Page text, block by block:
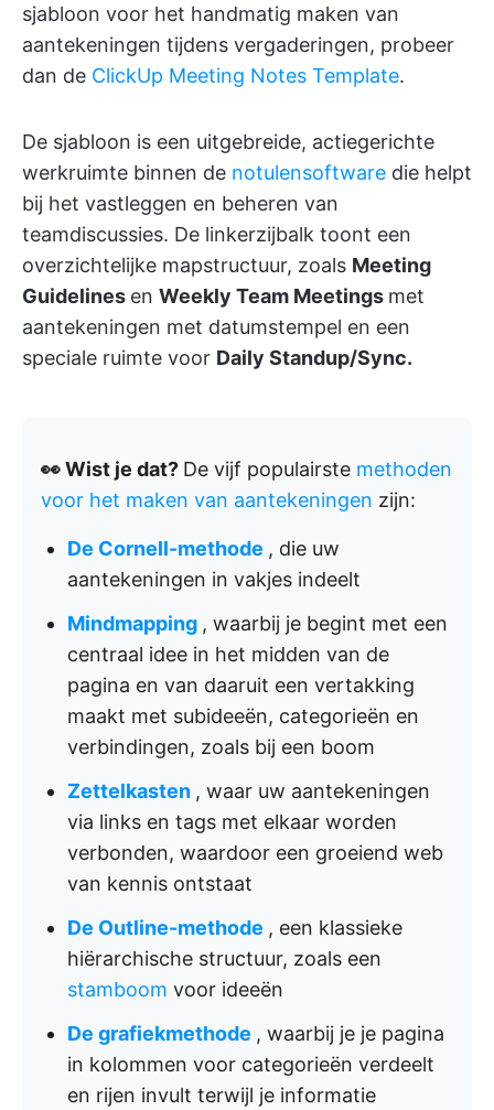
sjabloon voor het handmatig maken van
aantekeningen tijdens vergaderingen, probeer
dan de ClickUp Meeting Notes Template.
De sjabloon is een uitgebreide, actiegerichte
werkruimte binnen de notulensoftware die helpt
bij het vastleggen en beheren van
teamdiscussies. De linkerzijbalk toont een
overzichtelijke mapstructuur, zoals Meeting
Guidelines en Weekly Team Meetings met
aantekeningen met datumstempel en een
speciale ruimte voor Daily Standup/Sync.
👀 Wist je dat? De vijf populairste methoden
voor het maken van aantekeningen zijn:
De Cornell-methode , die uw
aantekeningen in vakjes indeelt
Mindmapping , waarbij je begint met een
centraal idee in het midden van de
pagina en van daaruit een vertakking
maakt met subideeën, categorieën en
verbindingen, zoals bij een boom
Zettelkasten , waar uw aantekeningen
via links en tags met elkaar worden
verbonden, waardoor een groeiend web
van kennis ontstaat
De Outline-methode , een klassieke
hiërarchische structuur, zoals een
stamboom voor ideeën
De grafiekmethode , waarbij je je pagina
in kolommen voor categorieën verdeelt
en rijen invult terwijl je informatie